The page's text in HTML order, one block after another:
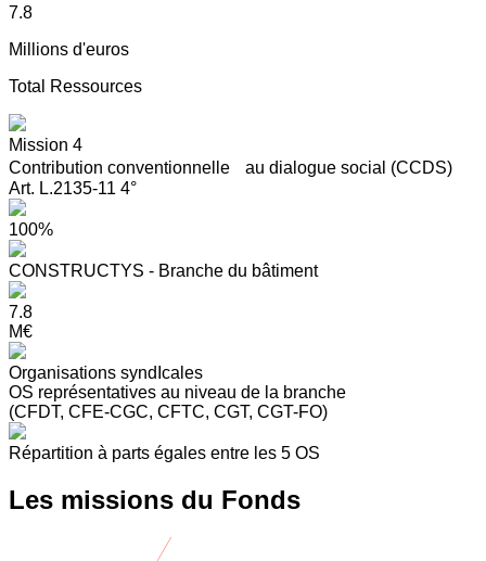
7.8
Millions d'euros
Total Ressources
Mission 4
Contribution conventionnelle au dialogue social (CCDS)
Art. L.2135-11 4°
100%
CONSTRUCTYS - Branche du bâtiment
7.8
M€
Organisations syndIcales
OS représentatives au niveau de la branche
(CFDT, CFE-CGC, CFTC, CGT, CGT-FO)
Répartition à parts égales entre les 5 OS
Les missions du Fonds